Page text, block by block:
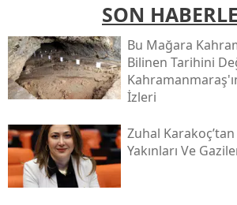
SON
Bu Mağara
Bilinen Tarihini
İzleri
Zuhal
Yakınları Ve